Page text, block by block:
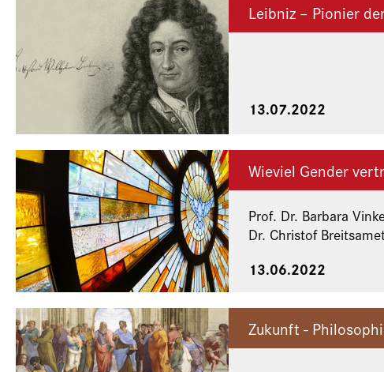
Leibniz – Pionier
13.07.2022
Wieviel Gender
Prof. Dr. Barbara Vinken, Ph.D. |
Dr. Christof
13.06.2022
Zukunft -